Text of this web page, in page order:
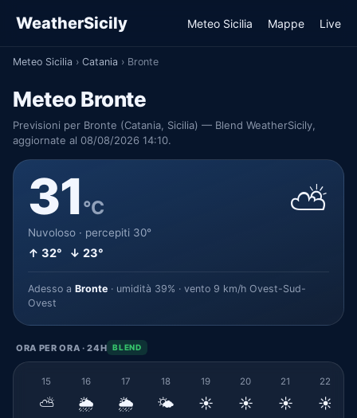
WeatherSicily Meteo Sicilia Mappe Live
Meteo Sicilia › Catania › Bronte
Meteo Bronte
Previsioni per Bronte (Catania, Sicilia) — Blend WeatherSicily,
aggiornate al 08/08/2026 14:10.
31°C
Nuvoloso · percepiti 30°
↑ 32° ↓ 23°
⛅
Adesso a Bronte · umidità 39% · vento 9 km/h Ovest-Sud-
Ovest
ORA PER ORA · 24H BLEND
15
⛅
16
🌦️
17
🌦️
18
🌤️
19
☀️
20
☀️
21
☀️
22
☀️